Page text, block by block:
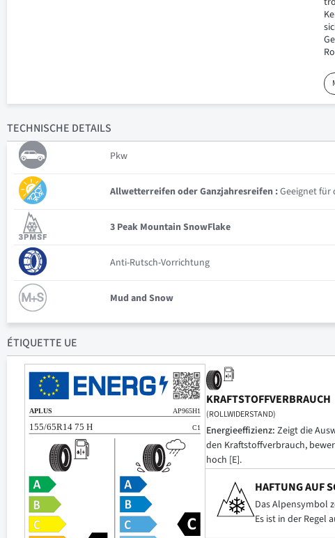
TECHNISCHE DETAILS
Pkw
Allwetterreifen oder Ganzjahresreifen :Geeignet für
3 Peak Mountain SnowFlake
Anti-Rutsch-Vorrichtung
Mud and Snow
ÉTIQUETTE UE
KRAFTSTOFFVERBRAUCH
(ROLLWIDERSTAND)
Energieeffizienz: Zeigt die
den Kraftstoffverbrauch,
hoch [E].
HAFTUNG AUF
Das Alpensymbol
Es ist in der Regel